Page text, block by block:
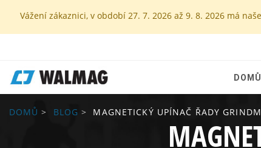
Vážení zákaznici, v období 27. 7. 2026 až 9. 8. 2026 má
DOMŮ
DOMŮ BLOG MAGNETICKÝ UPÍNAČ ŘADY